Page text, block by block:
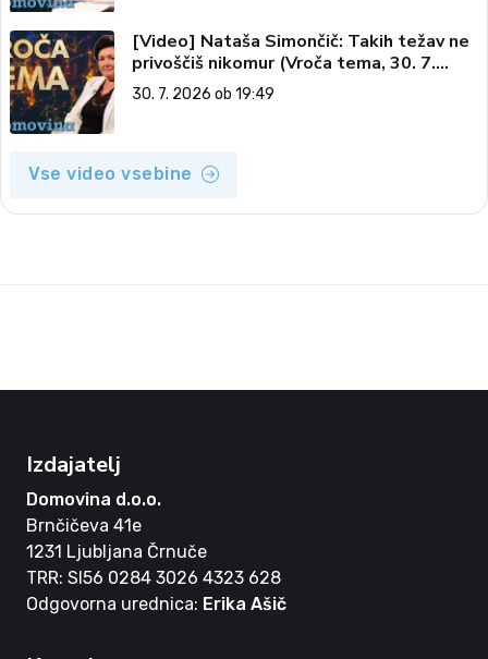
[Video] Nataša Simončič: Takih težav ne
privoščiš nikomur (Vroča tema, 30. 7.
2026)
30. 7. 2026 ob 19:49
Vse video vsebine
Izdajatelj
Domovina d.o.o.
Brnčičeva 41e
1231 Ljubljana Črnuče
TRR: SI56 0284 3026 4323 628
Odgovorna urednica: Erika Ašič